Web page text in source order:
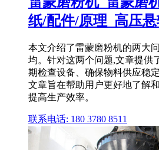
纸/配件/原理_高压悬
本文介绍了雷蒙磨粉机的两大
均。针对这两个问题,文章提供
期检查设备、确保物料供应稳
文章旨在帮助用户更好地了解
提高生产效率。
联系电话: 180 3780 8511